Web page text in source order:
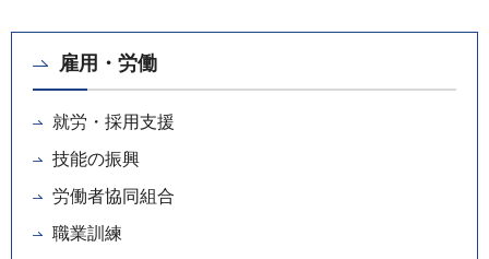
雇用・労働
就労・採用支援
技能の振興
労働者協同組合
職業訓練